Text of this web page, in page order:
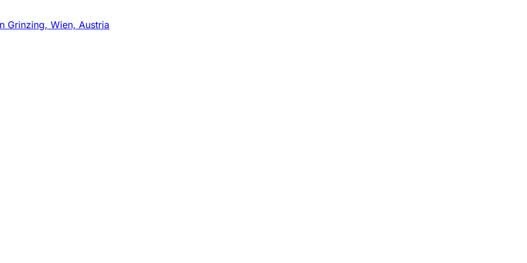
Grinzing, Wien, Austria